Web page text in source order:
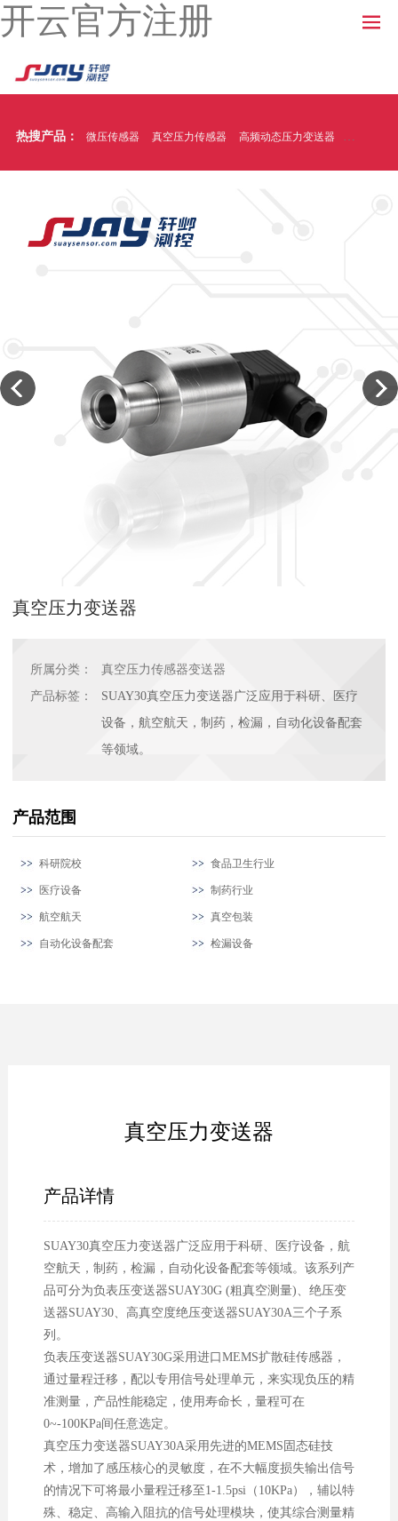
开云官方注册
热搜产品： 微压传感器 真空压力传感器 高频动态压力变送器 温压一体
真空压力变送器
所属分类：
真空压力传感器变送器
产品标签：
SUAY30真空压力变送器广泛应用于科研、医疗
设备，航空航天，制药，检漏，自动化设备配套
等领域。
产品范围
科研院校 食品卫生行业
医疗设备 制药行业
航空航天 真空包装
自动化设备配套 检漏设备
真空压力变送器
产品详情
SUAY30真空压力变送器广泛应用于科研、医疗设备，航
空航天，制药，检漏，自动化设备配套等领域。该系列产
品可分为负表压变送器SUAY30G (粗真空测量)、绝压变
送器SUAY30、高真空度绝压变送器SUAY30A三个子系
列。
负表压变送器SUAY30G采用进口MEMS扩散硅传感器，
通过量程迁移，配以专用信号处理单元，来实现负压的精
准测量，产品性能稳定，使用寿命长，量程可在
0~-100KPa间任意选定。
真空压力变送器SUAY30A采用先进的MEMS固态硅技
术，增加了感压核心的灵敏度，在不大幅度损失输出信号
的情况下可将最小量程迁移至1-1.5psi（10KPa），辅以特
殊、稳定、高输入阻抗的信号处理模块，使其综合测量精